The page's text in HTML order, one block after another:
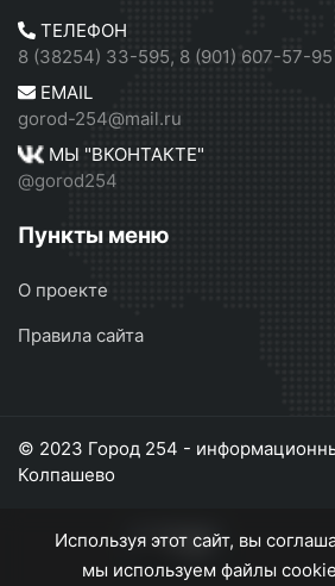
ТЕЛЕФОН
8 (38254) 33-595, 8 (901) 607-57-95
EMAIL
gorod-254@mail.ru
МЫ "ВКОНТАКТЕ"
@gorod254
Пункты меню
О проекте
Правила сайта
© 2023 Город 254 -
Колпашево
Используя этот сайт, вы
мы используем файлы